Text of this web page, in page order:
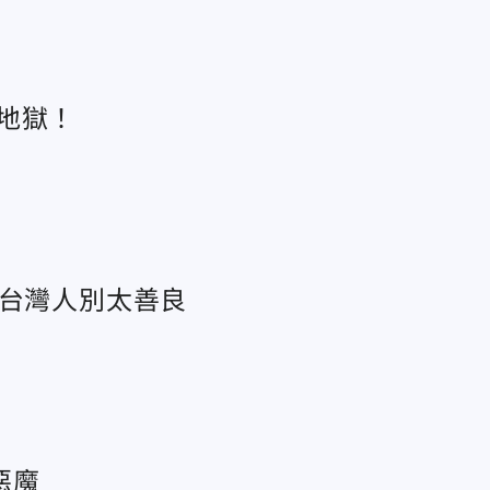
獄！
灣人別太善良
魔